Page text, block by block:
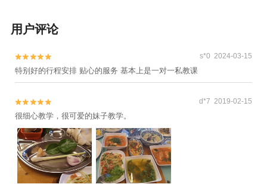
用户评论

 s*0 2024-03-15
特别好的行程安排 贴心的服务 基本上是一对一私教课

 d*7 2019-02-15
很细心教学，很可爱的妹子教学。